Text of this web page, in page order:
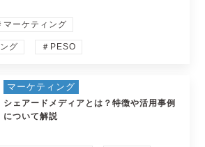
マーケティング
グ ＃PESO
マーケティング
シェアードメディアとは？特徴や活用事例
について解説